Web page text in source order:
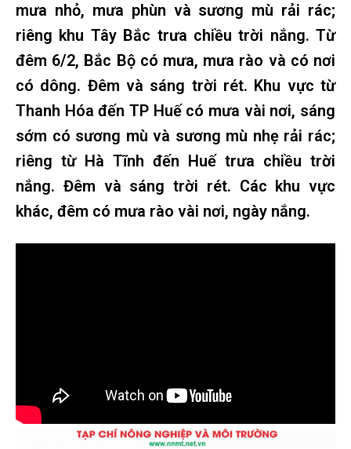
mưa nhỏ, mưa phùn và sương mù rải rác;
riêng khu Tây Bắc trưa chiều trời nắng. Từ
đêm 6/2, Bắc Bộ có mưa, mưa rào và có nơi
có dông. Đêm và sáng trời rét. Khu vực từ
Thanh Hóa đến TP Huế có mưa vài nơi, sáng
sớm có sương mù và sương mù nhẹ rải rác;
riêng từ Hà Tĩnh đến Huế trưa chiều trời
nắng. Đêm và sáng trời rét. Các khu vực
khác, đêm có mưa rào vài nơi, ngày nắng.